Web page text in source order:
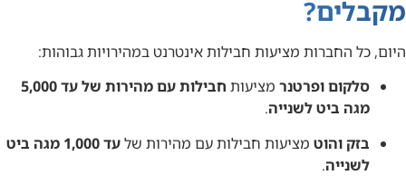
מקבלים?
היום, כל החברות מציעות חבילות אינטרנט במהירויות גבוהות:
סלקום ופרטנר מציעות
חבילות עם מהירות של עד 5,000
מגה ביט לשנייה.
בזק והוט מציעות חבילות עם מהירות של
עד 1,000 מגה ביט
לשנייה.